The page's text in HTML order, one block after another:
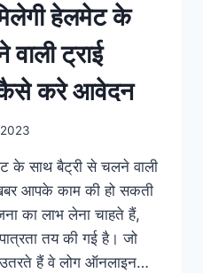
हेलमेट के
ट्राई
कैसे करे आवेदन
के साथ बैट्री से चलने वाली
आपके काम की हो सकती
का लाभ लेना चाहते हैं,
तय की गई है। जो
हैं वे लोग ऑनलाइन…